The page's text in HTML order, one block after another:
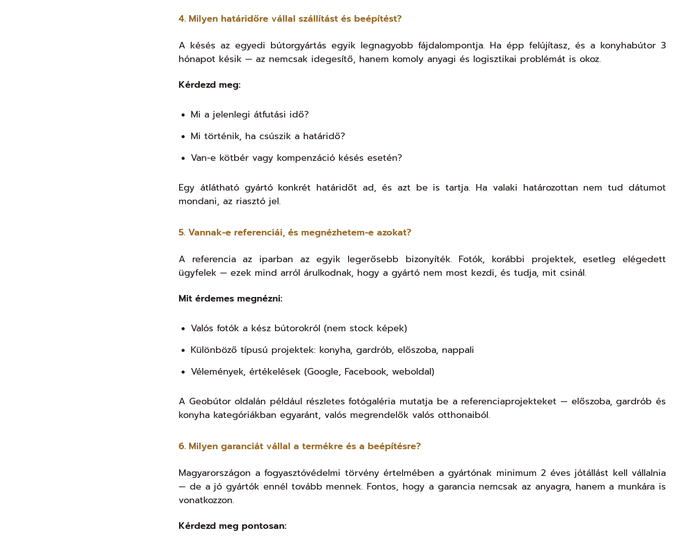
4. Milyen határidőre vállal szállítást és beépítést?
A késés az egyedi bútorgyártás egyik legnagyobb fájdalompontja. Ha épp felújítasz, és a konyhabútor 3
hónapot késik — az nemcsak idegesítő, hanem komoly anyagi és logisztikai problémát is okoz.
Kérdezd meg:
Mi a jelenlegi átfutási idő?
Mi történik, ha csúszik a határidő?
Van-e kötbér vagy kompenzáció késés esetén?
Egy átlátható gyártó konkrét határidőt ad, és azt be is tartja. Ha valaki határozottan nem tud dátumot
mondani, az riasztó jel.
5. Vannak-e referenciái, és megnézhetem-e azokat?
A referencia az iparban az egyik legerősebb bizonyíték. Fotók, korábbi projektek, esetleg elégedett
ügyfelek — ezek mind arról árulkodnak, hogy a gyártó nem most kezdi, és tudja, mit csinál.
Mit érdemes megnézni:
Valós fotók a kész bútorokról (nem stock képek)
Különböző típusú projektek: konyha, gardrób, előszoba, nappali
Vélemények, értékelések (Google, Facebook, weboldal)
A Geobútor oldalán például részletes fotógaléria mutatja be a referenciaprojekteket — előszoba, gardrób és
konyha kategóriákban egyaránt, valós megrendelők valós otthonaiból.
6. Milyen garanciát vállal a termékre és a beépítésre?
Magyarországon a fogyasztóvédelmi törvény értelmében a gyártónak minimum 2 éves jótállást kell vállalnia
— de a jó gyártók ennél tovább mennek. Fontos, hogy a garancia nemcsak az anyagra, hanem a munkára is
vonatkozzon.
Kérdezd meg pontosan: